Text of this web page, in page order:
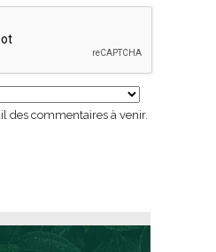
des commentaires à venir.